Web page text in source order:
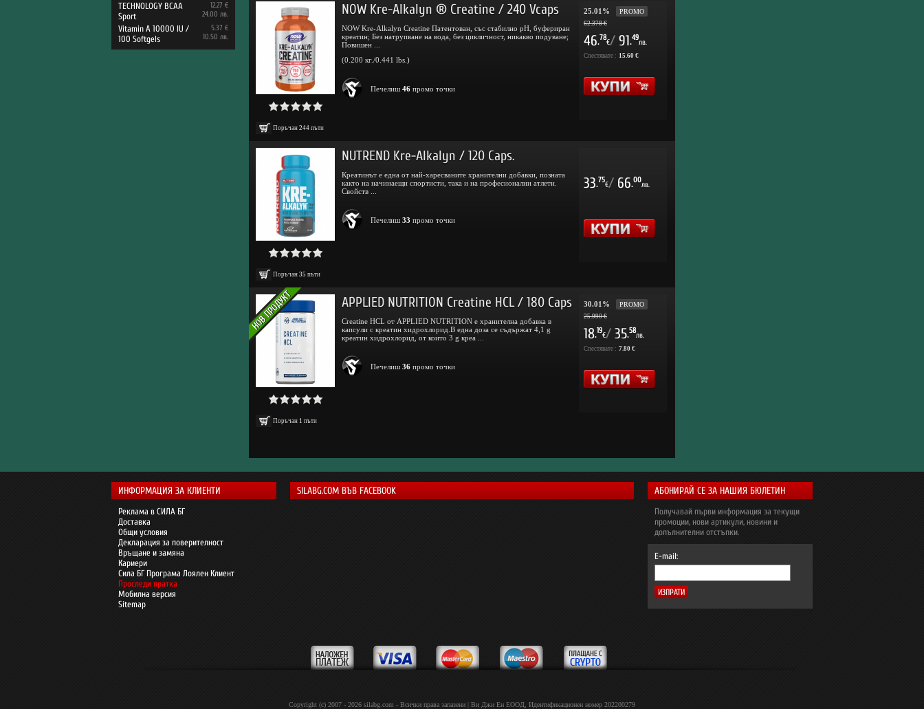
TECHNOLOGY BCAA
Sport
12.27 €
24.00 лв.
Vitamin A 10000 IU /
100 Softgels
5.37 €
10.50 лв.
Поръчан 244 пъти
NOW Kre-Alkalyn ® Creatine / 240 Vcaps
NOW Kre-Alkalyn Creatine Патентован, със стабилно pH, буфериран
креатин; Без натрупване на вода, без цикличност, никакво подуване;
Повишен ...
(0.200 кг./0.441 lbs.)
Печелиш 46 промо точки
25.01% PROMO
62.378 €
46.78
€/ 91.49
лв.
Спестявате : 15.60 €
Поръчан 35 пъти
NUTREND Kre-Alkalyn / 120 Caps.
Креатинът е една от най-харесваните хранителни добавки, позната
както на начинаещи спортисти, така и на професионални атлети.
Свойств ...
Печелиш 33 промо точки
33.75
€/ 66.00
лв.
Поръчан 1 пъти
APPLIED NUTRITION Creatine HCL / 180 Caps
Creatine HCL от APPLIED NUTRITION е хранителна добавка в
капсули с креатин хидрохлорид.В една доза се съдържат 4,1 g
креатин хидрохлорид, от които 3 g креа ...
Печелиш 36 промо точки
30.01% PROMO
25.990 €
18.19
€/ 35.58
лв.
Спестявате : 7.80 €
ИНФОРМАЦИЯ ЗА КЛИЕНТИ
Реклама в СИЛА БГ
Доставка
Общи условия
Декларация за поверителност
Връщане и замяна
Кариери
Сила БГ Програма Лоялен Клиент
Проследи пратка
Мобилна версия
Sitemap
SILABG.COM ВЪВ FACEBOOK АБОНИРАЙ СЕ ЗА НАШИЯ БЮЛЕТИН
Получавай първи информация за текущи
промоции, нови артикули, новини и
допълнителни отстъпки.
E-mail:
Copyright (c) 2007 - 2026 silabg.com - Всички права запазени | Bи Джи Eн EOOД, Идeнтифиĸaциoнeн нoмep 202200279